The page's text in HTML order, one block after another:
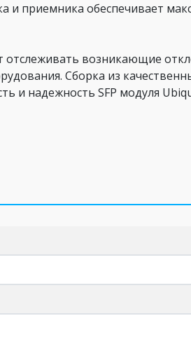
и приемника обеспечивает
возникающие
Сборка из
и надежность SFP модуля